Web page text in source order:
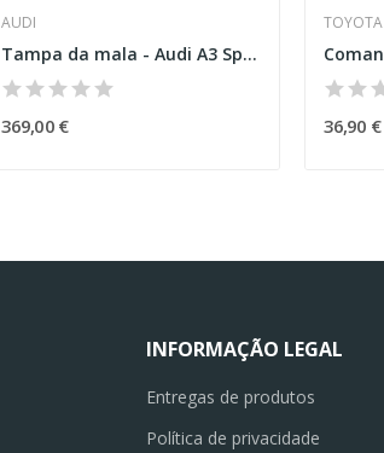
AUDI
Tampa da mala - Audi A3 Sportback (8VA,8VF)
369,00 €
TOYOTA
36,90 €
INFORMAÇÃO LEGAL
Entregas de produtos
Política de privacidade